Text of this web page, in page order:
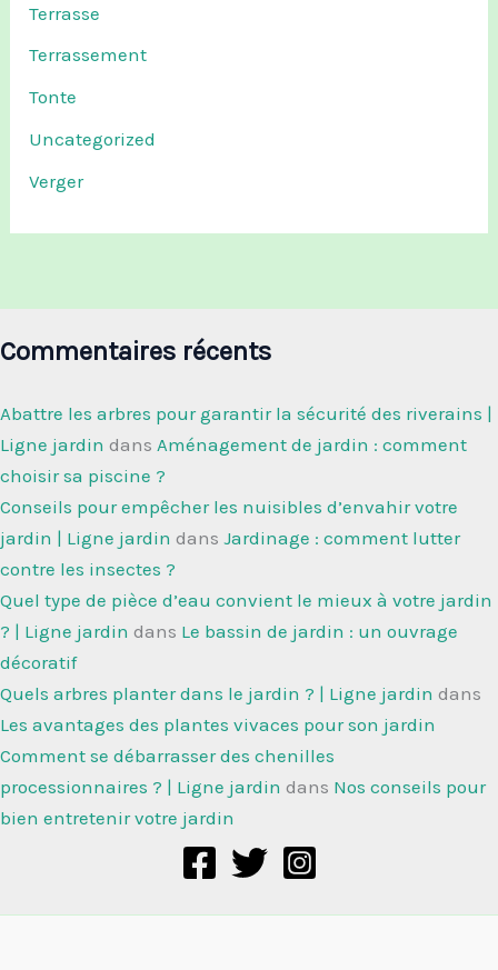
Terrasse
Terrassement
Tonte
Uncategorized
Verger
Commentaires récents
Abattre les arbres pour garantir la sécurité des riverains |
Ligne jardin dans Aménagement de jardin : comment
choisir sa piscine ?
Conseils pour empêcher les nuisibles d’envahir votre
jardin | Ligne jardin dans Jardinage : comment lutter
contre les insectes ?
Quel type de pièce d’eau convient le mieux à votre jardin
? | Ligne jardin dans Le bassin de jardin : un ouvrage
décoratif
Quels arbres planter dans le jardin ? | Ligne jardin dans
Les avantages des plantes vivaces pour son jardin
Comment se débarrasser des chenilles
processionnaires ? | Ligne jardin dans Nos conseils pour
bien entretenir votre jardin